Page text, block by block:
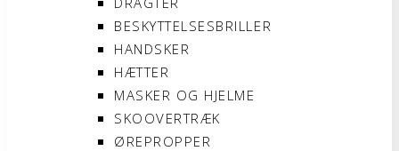
BESKYTTELSESBRILLER
HANDSKER
HÆTTER
MASKER OG HJELME
SKOOVERTRÆK
ØREPROPPER